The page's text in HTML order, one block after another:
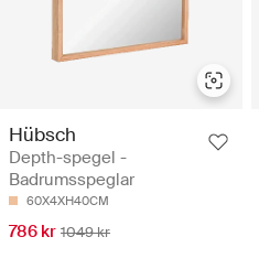
Hübsch
Depth-spegel -
Badrumsspeglar
60X4XH40CM
786 kr 1049 kr